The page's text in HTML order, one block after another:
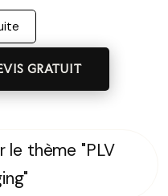
à
qui
stabilité même
plus, son design
à votre
GRATUIT
le thème "PLV